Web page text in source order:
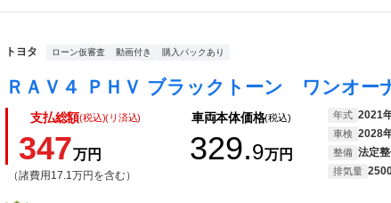
トヨタ ローン仮審査 動画付き 購入パックあり
支払総額(税込)(リ済込)
347万円
（諸費用17.1万円を含む）
車両本体価格(税込)
329.9万円
年式 2021
車検 2028
整備 法定
排気量